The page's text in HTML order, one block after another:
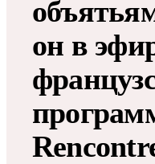
он в